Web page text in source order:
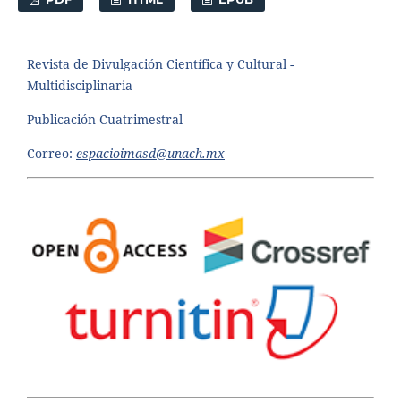
Revista de Divulgación Científica y Cultural -
Multidisciplinaria
Publicación Cuatrimestral
Correo: espacioimasd@unach.mx